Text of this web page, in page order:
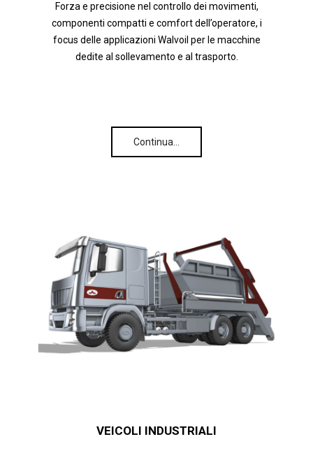
Forza e precisione nel controllo dei movimenti,
componenti compatti e comfort dell’operatore, i
focus delle applicazioni Walvoil per le macchine
dedite al sollevamento e al trasporto.
Continua…
VEICOLI INDUSTRIALI